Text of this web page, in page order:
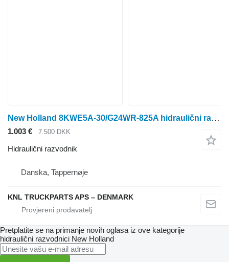
New Holland 8KWE5A-30/G24WR-825A hidraulični razvodnik za traktora na kotačima
1.003 € 7.500 DKK
Hidraulični razvodnik
Danska, Tappernøje
KNL TRUCKPARTS APS – DENMARK
Pretplatite se na primanje novih oglasa iz ove kategorije
hidraulični razvodnici New Holland